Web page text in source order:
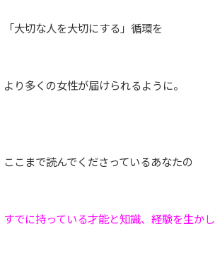
「大切な人を大切にする」循環を
より多くの女性が届けられるように。
ここまで読んでくださっているあなたの
すでに持っている才能と知識、経験を生かし